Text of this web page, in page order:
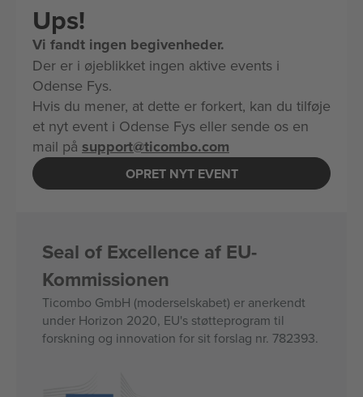
Ups!
Vi fandt ingen begivenheder.
Der er i øjeblikket ingen aktive events i
Odense Fys.
Hvis du mener, at dette er forkert, kan du tilføje
et nyt event i Odense Fys eller sende os en
mail på support@ticombo.com
OPRET NYT EVENT
Seal of Excellence af EU-
Kommissionen
Ticombo GmbH (moderselskabet) er anerkendt
under Horizon 2020, EU's støtteprogram til
forskning og innovation for sit forslag nr. 782393.